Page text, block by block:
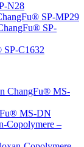
N28
SP-MP29
SP-
SP-C1632
ChangFu® MS-
MS-DN
Copolymere –